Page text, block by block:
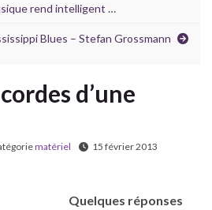
rend intelligent …
Blues – Stefan Grossmann
d’une
matériel
15 février 2013
Quelques réponses